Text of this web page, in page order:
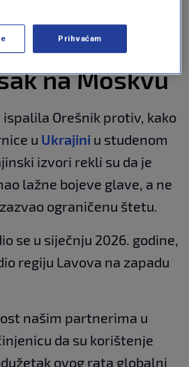
na Moskvu
Orešnik protiv, kako
u Ukrajini u studenom
izvori rekli su da je
lažne bojeve glave, a ne
ograničenu štetu.
se u siječnju 2026. godine,
regiju Lavova na zapadu
našim partnerima u
da su korištenje
ovog rata globalni
Prihvaćam